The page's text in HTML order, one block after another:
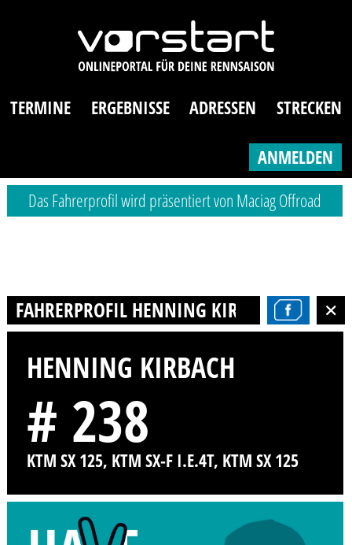
TERMINE ERGEBNISSE ADRESSEN STRECKEN
ANMELDEN
Das Fahrerprofil wird präsentiert von Maciag Offroad
FAHRERPROFIL HENNING KIRBACH
HENNING KIRBACH
# 238
KTM SX 125, KTM SX-F I.E.4T, KTM SX 125